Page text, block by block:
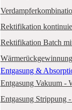
Rektifikation
Rektifikation Batch
Entgasung &
Entgasung Vakuum -
Entgasung Strippung